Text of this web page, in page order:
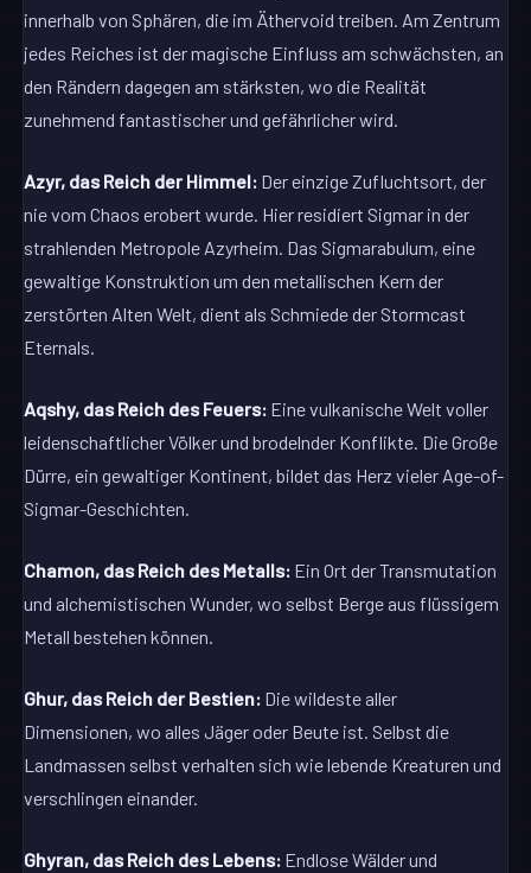
innerhalb von Sphären, die im Äthervoid treiben. Am Zentrum
jedes Reiches ist der magische Einfluss am schwächsten, an
den Rändern dagegen am stärksten, wo die Realität
zunehmend fantastischer und gefährlicher wird.
Azyr, das Reich der Himmel: Der einzige Zufluchtsort, der
nie vom Chaos erobert wurde. Hier residiert Sigmar in der
strahlenden Metropole Azyrheim. Das Sigmarabulum, eine
gewaltige Konstruktion um den metallischen Kern der
zerstörten Alten Welt, dient als Schmiede der Stormcast
Eternals.
Aqshy, das Reich des Feuers: Eine vulkanische Welt voller
leidenschaftlicher Völker und brodelnder Konflikte. Die Große
Dürre, ein gewaltiger Kontinent, bildet das Herz vieler Age-of-
Sigmar-Geschichten.
Chamon, das Reich des Metalls: Ein Ort der Transmutation
und alchemistischen Wunder, wo selbst Berge aus flüssigem
Metall bestehen können.
Ghur, das Reich der Bestien: Die wildeste aller
Dimensionen, wo alles Jäger oder Beute ist. Selbst die
Landmassen selbst verhalten sich wie lebende Kreaturen und
verschlingen einander.
Ghyran, das Reich des Lebens: Endlose Wälder und